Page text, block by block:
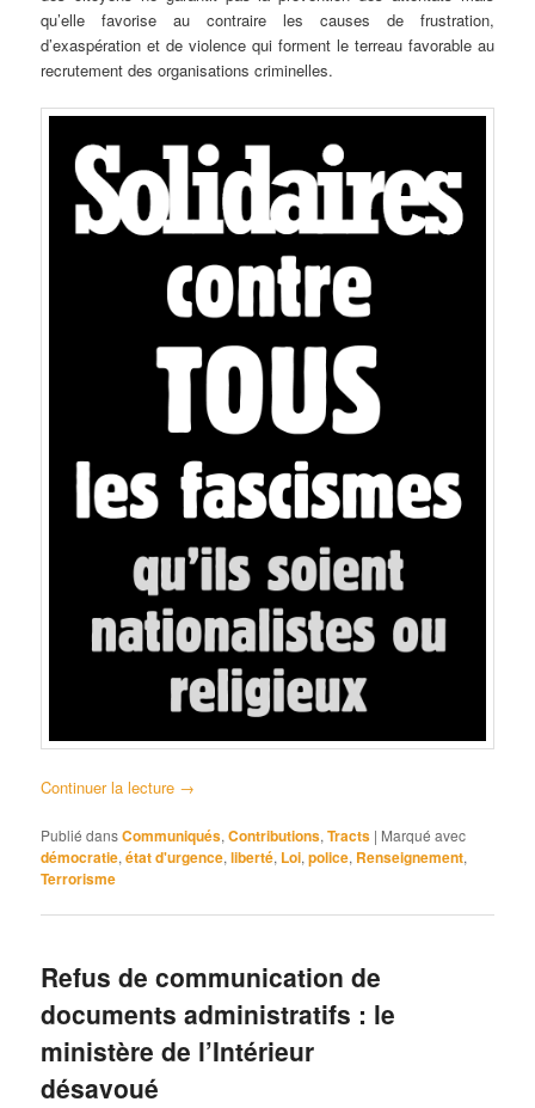
qu’elle favorise au contraire les causes de frustration,
d’exaspération et de violence qui forment le terreau favorable au
recrutement des organisations criminelles.
Continuer la lecture →
Publié dansCommuniqués,Contributions,Tracts | Marqué avec
démocratie,état d'urgence,liberté, Loi,police, Renseignement,
Terrorisme
Refus de communication de
documents administratifs : le
ministère de l’Intérieur
désavoué